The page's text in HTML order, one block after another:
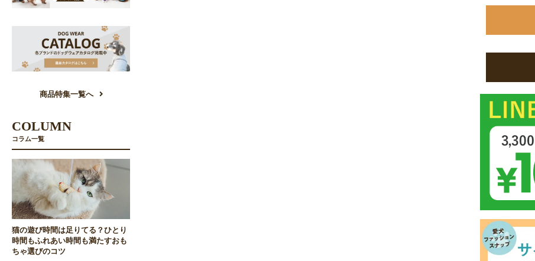
カートへ進む
商品特集一覧へ
COLUMN
コラム一覧
猫の遊び時間は足りてる？ひとり
時間もふれあい時間も満たすおも
ちゃ選びのコツ